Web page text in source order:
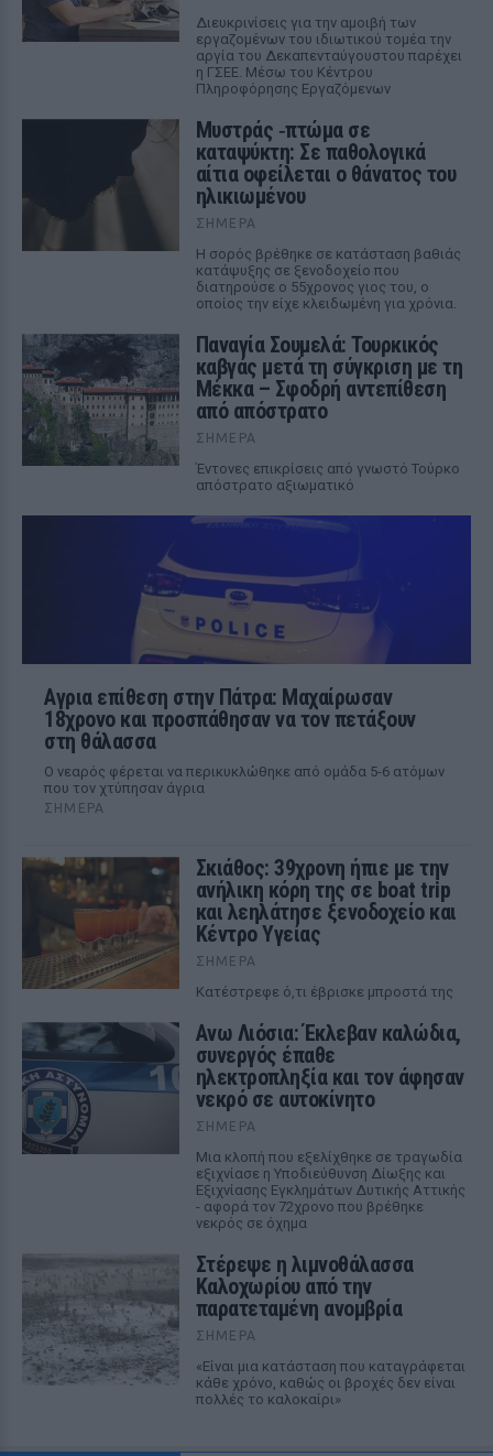
Διευκρινίσεις για την αμοιβή των
εργαζομένων του ιδιωτικού τομέα την
αργία του Δεκαπενταύγουστου παρέχει
η ΓΣΕΕ. Μέσω του Κέντρου
Πληροφόρησης Εργαζόμενων
Μυστράς ‑πτώμα σε
καταψύκτη: Σε παθολογικά
αίτια οφείλεται ο θάνατος του
ηλικιωμένου
ΣΉΜΕΡΑ
Η σορός βρέθηκε σε κατάσταση βαθιάς
κατάψυξης σε ξενοδοχείο που
διατηρούσε ο 55χρονος γιος του, ο
οποίος την είχε κλειδωμένη για χρόνια.
Παναγία Σουμελά: Τουρκικός
καβγάς μετά τη σύγκριση με τη
Μέκκα – Σφοδρή αντεπίθεση
από απόστρατο
ΣΉΜΕΡΑ
Έντονες επικρίσεις από γνωστό Τούρκο
απόστρατο αξιωματικό
Αγρια επίθεση στην Πάτρα: Μαχαίρωσαν
18χρονο και προσπάθησαν να τον πετάξουν
στη θάλασσα
Ο νεαρός φέρεται να περικυκλώθηκε από ομάδα 5-6 ατόμων
που τον χτύπησαν άγρια
ΣΉΜΕΡΑ
Σκιάθος: 39χρονη ήπιε με την
ανήλικη κόρη της σε boat trip
και λεηλάτησε ξενοδοχείο και
Κέντρο Υγείας
ΣΉΜΕΡΑ
Κατέστρεφε ό,τι έβρισκε μπροστά της
Ανω Λιόσια: Έκλεβαν καλώδια,
συνεργός έπαθε
ηλεκτροπληξία και τον άφησαν
νεκρό σε αυτοκίνητο
ΣΉΜΕΡΑ
Μια κλοπή που εξελίχθηκε σε τραγωδία
εξιχνίασε η Υποδιεύθυνση Δίωξης και
Εξιχνίασης Εγκλημάτων Δυτικής Αττικής
- αφορά τον 72χρονο που βρέθηκε
νεκρός σε όχημα
Στέρεψε η λιμνοθάλασσα
Καλοχωρίου από την
παρατεταμένη ανομβρία
ΣΉΜΕΡΑ
«Είναι μια κατάσταση που καταγράφεται
κάθε χρόνο, καθώς οι βροχές δεν είναι
πολλές το καλοκαίρι»